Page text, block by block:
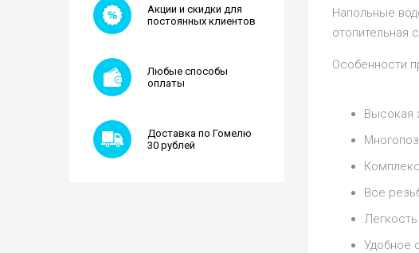
Акции и скидки для
постоянных клиентов
Любые способы
оплаты
Доставка по Гомелю
30 рублей
Напольные
отопительная
Особенности
Высокая
Все
Легкость
Удобное